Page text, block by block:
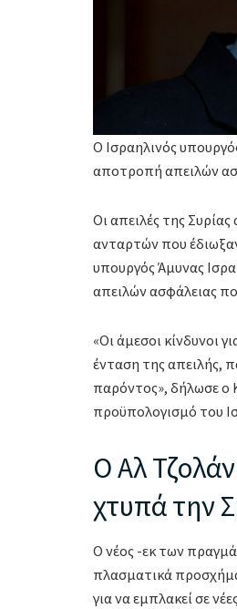
Ο Ισραηλινός
αποτροπή απειλών
Οι απειλές της
ανταρτών που
υπουργός Άμυνας
απειλών ασφάλειας
«Οι άμεσοι κίνδυνοι
ένταση της απειλής,
παρόντος», δήλωσε ο
προϋπολογισμό του
Ο Αλ
χτυπά την
Ο νέος -εκ των
πλασματικά
για να εμπλακεί σε